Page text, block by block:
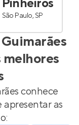
São Paulo, SP
melhores
conhece
apresentar as